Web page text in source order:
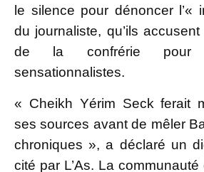
le silence pour dénoncer l’«
du journaliste, qu’ils accusent
de la confrérie pour
sensationnalistes.
« Cheikh Yérim Seck ferait
ses sources avant de mêler
chroniques », a déclaré un
cité par L’As. La